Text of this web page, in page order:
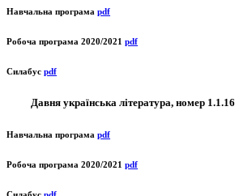
Навчальна програма pdf
Робоча програма 2020/2021 pdf
Силабус pdf
Давня українська література, номер 1.1.16
Навчальна програма pdf
Робоча програма 2020/2021 pdf